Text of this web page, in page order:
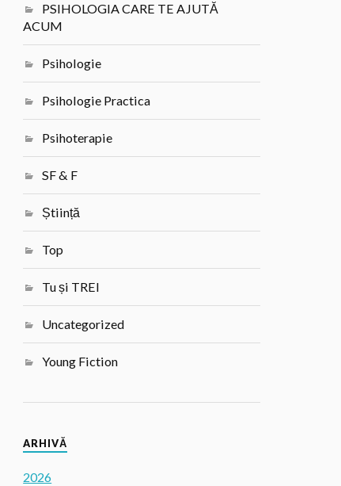
PSIHOLOGIA CARE TE AJUTĂ
ACUM
Psihologie
Psihologie Practica
Psihoterapie
SF & F
Știință
Top
Tu și TREI
Uncategorized
Young Fiction
ARHIVĂ
2026